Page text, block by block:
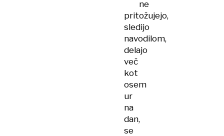
ne
pritožujejo,
sledijo
navodilom,
delajo
več
kot
osem
ur
na
dan,
se